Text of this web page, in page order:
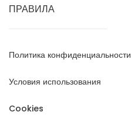
ПРАВИЛА
Политика конфиденциальности
Условия использования
Cookies